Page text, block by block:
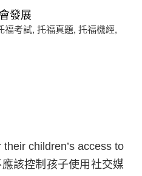
發展
their children’s access to
該控制孩子使用社交媒